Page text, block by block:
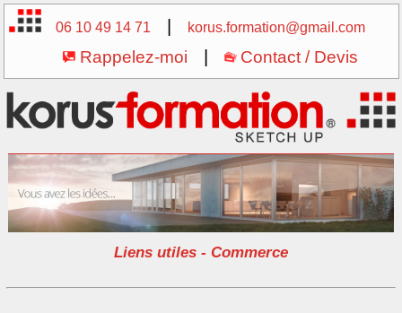
06 10 49 14 71 korus.formation@gmail.com
Rappelez-moi | Contact / Devis
Liens utiles - Commerce